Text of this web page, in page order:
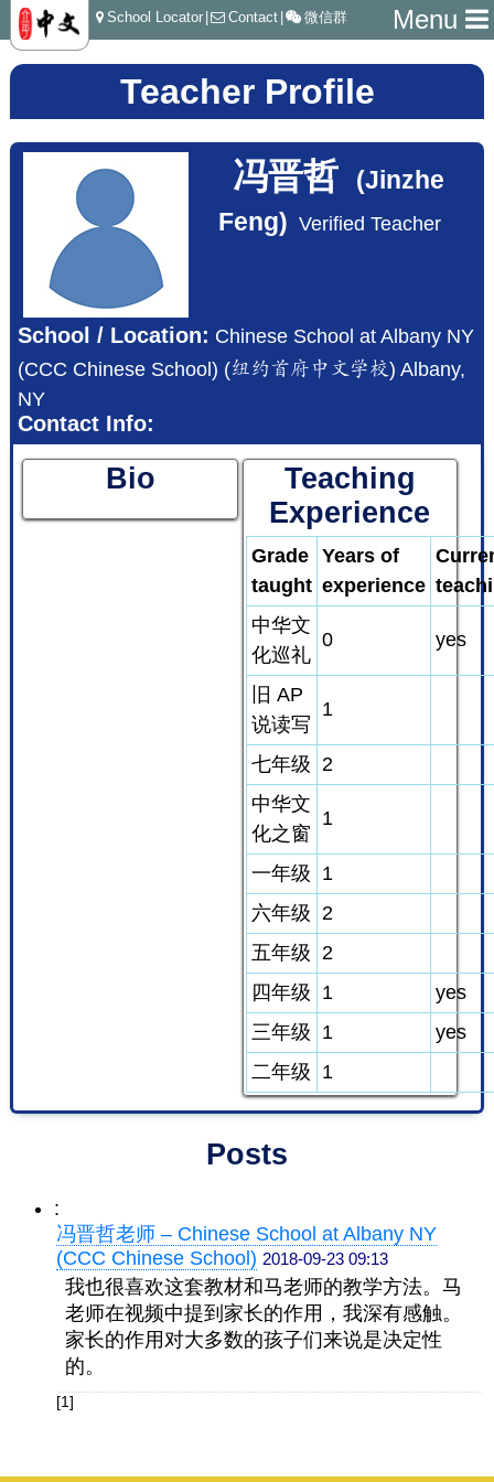
Menu
School Locator Contact 微信群
Teacher Profile
冯晋哲
(Jinzhe
Feng) Verified Teacher
School / Location: Chinese School at Albany NY
(CCC Chinese School) (纽约首府中文学校) Albany,
NY
Contact Info:
Bio
Teaching
Experience
Grade
taught
Years of
experience
中华文
化巡礼
0 yes
旧 AP
说读写
1
七年级 2
中华文
化之窗
1
一年级 1
六年级 2
五年级 2
四年级 1
yes
三年级 1
yes
二年级 1
Posts
:
冯晋哲老师 – Chinese School at Albany NY
(CCC Chinese School) 2018-09-23 09:13
我也很喜欢这套教材和马老师的教学方法。马
老师在视频中提到家长的作用，我深有感触。
家长的作用对大多数的孩子们来说是决定性
的。
[1]